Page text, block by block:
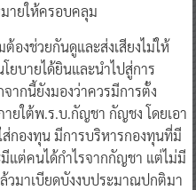
ายให้ครอบคลุม
องช่วยกันดูและส่งเสียงไม่ให้
ยบายได้ยินและนำไปสู่การ
ากนี้ยังมองว่าควรมีการตั้ง
ยใต้พ.ร.บ.กัญชา กัญชง โดยเอา
ส่กองทุน มีการบริหารกองทุนที่มี
แต่คนได้กำไรจากกัญชา แต่ไม่มี
วมาเบียดบังงบประมาณปกติมา